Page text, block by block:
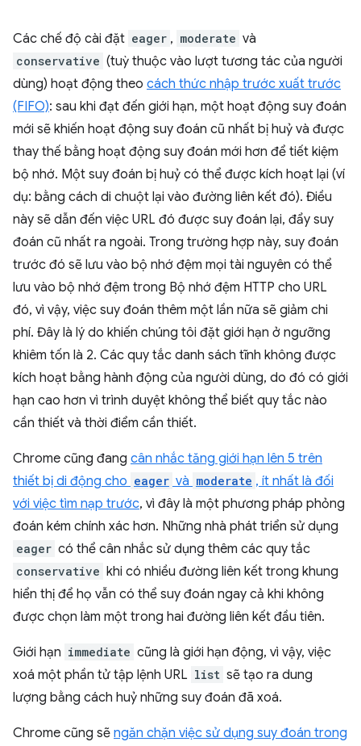
Các chế độ cài đặt eager , moderate và
conservative (tuỳ thuộc vào lượt tương tác của người
dùng) hoạt động theo cách thức nhập trước xuất trước
(FIFO): sau khi đạt đến giới hạn, một hoạt động suy đoán
mới sẽ khiến hoạt động suy đoán cũ nhất bị huỷ và được
thay thế bằng hoạt động suy đoán mới hơn để tiết kiệm
bộ nhớ. Một suy đoán bị huỷ có thể được kích hoạt lại (ví
dụ: bằng cách di chuột lại vào đường liên kết đó). Điều
này sẽ dẫn đến việc URL đó được suy đoán lại, đẩy suy
đoán cũ nhất ra ngoài. Trong trường hợp này, suy đoán
trước đó sẽ lưu vào bộ nhớ đệm mọi tài nguyên có thể
lưu vào bộ nhớ đệm trong Bộ nhớ đệm HTTP cho URL
đó, vì vậy, việc suy đoán thêm một lần nữa sẽ giảm chi
phí. Đây là lý do khiến chúng tôi đặt giới hạn ở ngưỡng
khiêm tốn là 2. Các quy tắc danh sách tĩnh không được
kích hoạt bằng hành động của người dùng, do đó có giới
hạn cao hơn vì trình duyệt không thể biết quy tắc nào
cần thiết và thời điểm cần thiết.
Chrome cũng đang cân nhắc tăng giới hạn lên 5 trên
thiết bị di động cho eager và moderate , ít nhất là đối
với việc tìm nạp trước, vì đây là một phương pháp phỏng
đoán kém chính xác hơn. Những nhà phát triển sử dụng
eager có thể cân nhắc sử dụng thêm các quy tắc
conservative khi có nhiều đường liên kết trong khung
hiển thị để họ vẫn có thể suy đoán ngay cả khi không
được chọn làm một trong hai đường liên kết đầu tiên.
Giới hạn immediate cũng là giới hạn động, vì vậy, việc
xoá một phần tử tập lệnh URL list sẽ tạo ra dung
lượng bằng cách huỷ những suy đoán đã xoá.
Chrome cũng sẽ ngăn chặn việc sử dụng suy đoán trong